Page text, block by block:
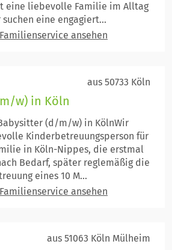
eine liebevolle Familie im Alltag
eine engagiert...
ansehen
aus 50733 Köln
w) in Köln
(d/m/w) in KölnWir
Kinderbetreuungsperson für
in Köln-Nippes, die erstmal
Bedarf, später reglemäßig die
eines 10 M...
ansehen
aus 51063 Köln Mülheim